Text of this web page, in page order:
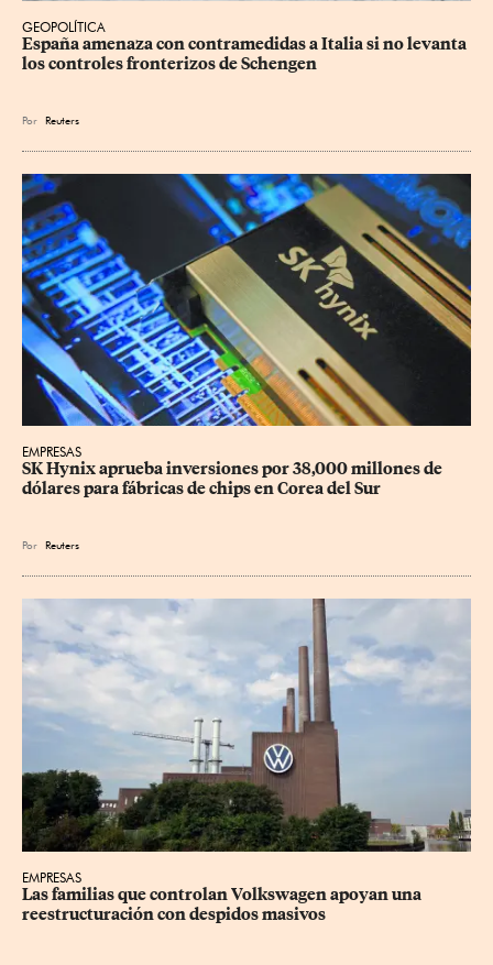
GEOPOLÍTICA
España amenaza con contramedidas a Italia si no levanta
los controles fronterizos de Schengen
Por Reuters
EMPRESAS
SK Hynix aprueba inversiones por 38,000 millones de
dólares para fábricas de chips en Corea del Sur
Por Reuters
EMPRESAS
Las familias que controlan Volkswagen apoyan una
reestructuración con despidos masivos